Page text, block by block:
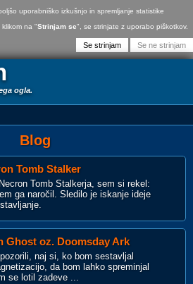
uporabniško izkušnjo in spremljanje statistike
na "Strinjam se", se strinjate z uporabo piškotkov.
ogla.
Blog
Tomb Stalker
Tomb Stalkerja, sem si rekel:
ga naročil. Sledilo je iskanje ideje
Ghost oz. Doomsday Ark
naj si, ko bom sestavljal
da bom lahko spreminjal
se lotil zadeve ...